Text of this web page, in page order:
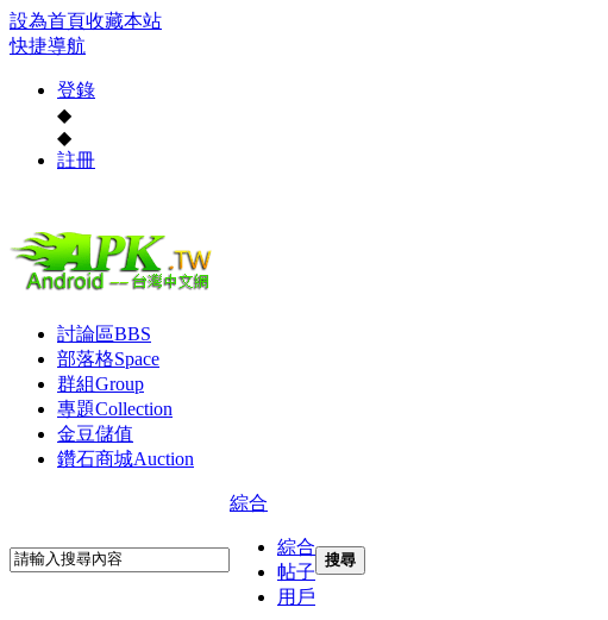
設為首頁收藏本站
快捷導航
登錄
◆
◆
註冊
討論區BBS
部落格Space
群組Group
專題Collection
金豆儲值
鑽石商城Auction
綜合
綜合
帖子
用戶
搜尋